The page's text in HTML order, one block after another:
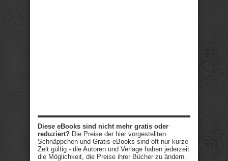
Diese eBooks sind nicht mehr gratis oder
reduziert? Die Preise der hier vorgestellten
Schnäppchen und Gratis-eBooks sind oft nur kurze
Zeit gültig - die Autoren und Verlage haben jederzeit
die Möglichkeit, die Preise ihrer Bücher zu ändern.